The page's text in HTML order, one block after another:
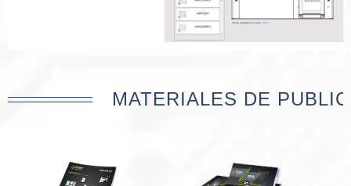
MATERIALES DE